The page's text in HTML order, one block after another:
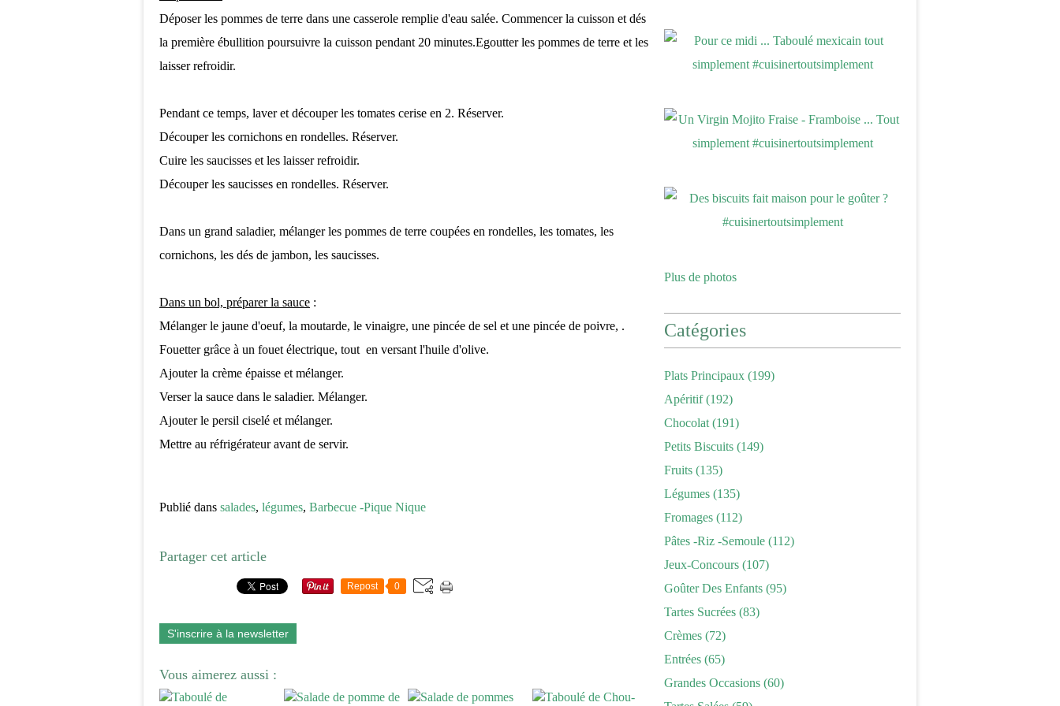
Déposer les pommes de terre dans une casserole remplie d'eau salée. Commencer la cuisson et dés
la première ébullition poursuivre la cuisson pendant 20 minutes.Egoutter les pommes de terre et les
laisser refroidir.
Pendant ce temps, laver et découper les tomates cerise en 2. Réserver.
Découper les cornichons en rondelles. Réserver.
Cuire les saucisses et les laisser refroidir.
Découper les saucisses en rondelles. Réserver.
Dans un grand saladier, mélanger les pommes de terre coupées en rondelles, les tomates, les
cornichons, les dés de jambon, les saucisses.
Dans un bol, préparer la sauce :
Mélanger le jaune d'oeuf, la moutarde, le vinaigre, une pincée de sel et une pincée de poivre, .
Fouetter grâce à un fouet électrique, tout en versant l'huile d'olive.
Ajouter la crème épaisse et mélanger.
Verser la sauce dans le saladier. Mélanger.
Ajouter le persil ciselé et mélanger.
Mettre au réfrigérateur avant de servir.
Publié dans salades, légumes, Barbecue -Pique Nique
Partager cet article
Repost 0
S'inscrire à la newsletter
Vous aimerez aussi :
Plus de photos
Catégories
Plats Principaux (199)
Apéritif(192)
Chocolat (191)
Petits Biscuits (149)
Fruits (135)
Légumes (135)
Fromages (112)
Pâtes -riz -semoule (112)
Jeux-Concours (107)
Goûter Des Enfants (95)
Tartes Sucrées (83)
Crèmes (72)
Entrées (65)
Grandes Occasions (60)